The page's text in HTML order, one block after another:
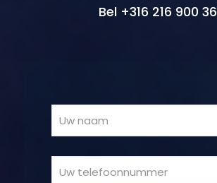
Bel +316 216 900 36